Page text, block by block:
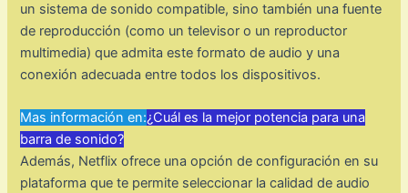
un sistema de sonido compatible, sino también una fuente
de reproducción (como un televisor o un reproductor
multimedia) que admita este formato de audio y una
conexión adecuada entre todos los dispositivos.
Mas información en:¿Cuál es la mejor potencia para una
barra de sonido?
Además, Netflix ofrece una opción de configuración en su
plataforma que te permite seleccionar la calidad de audio